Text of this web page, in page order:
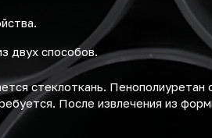
двух способов.
стеклоткань. Пенополиуретан
После извлечения из